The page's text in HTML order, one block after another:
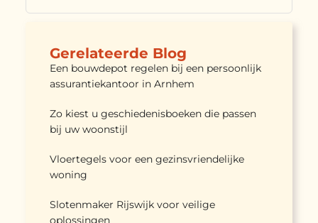
Gerelateerde Blog
Een bouwdepot regelen bij een persoonlijk
assurantiekantoor in Arnhem
Zo kiest u geschiedenisboeken die passen
bij uw woonstijl
Vloertegels voor een gezinsvriendelijke
woning
Slotenmaker Rijswijk voor veilige
oplossingen